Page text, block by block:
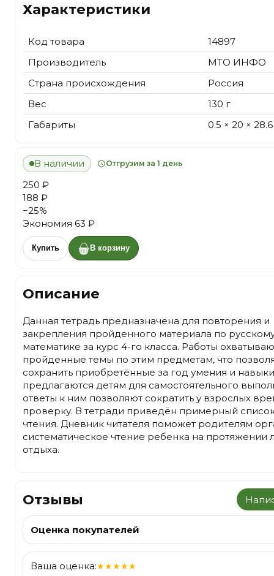
Характеристики
Код товара
14897
Производитель
МТО ИНФО
Страна происхождения
Россия
Вес
130 г
Габариты
0.5 × 20 ×
В наличии Отгрузим за 1 день
250 ₽
188 ₽
−25%
Экономия 63 ₽
Купить В корзину
Описание
Данная тетрадь предназначена для повторения и
закрепления пройденного материала по
математике за курс 4-го класса. Работы
пройденные темы по этим предметам, что
сохранить приобретённые за год умения и
предлагаются детям для самостоятельного
ответы к ним позволяют сократить у взрослых
проверку. В тетради приведён примерный
чтения. Дневник читателя поможет родителям
систематическое чтение ребенка на протяжении
отдыха.
Отзывы
Оценка покупателей
Ваша оценка:★★★★★